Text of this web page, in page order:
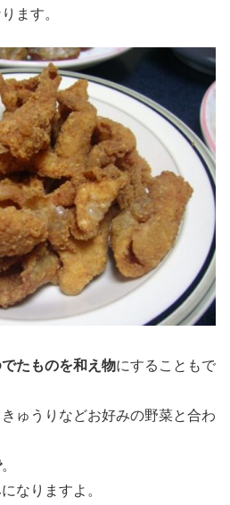
ます。
たものを和え物にすることもで
ゅうりなどお好みの野菜と合わ
。
なりますよ。